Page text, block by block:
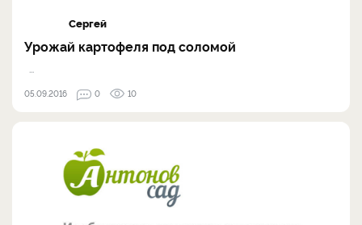
Сергей
Урожай картофеля под соломой
05.09.2016 0 10